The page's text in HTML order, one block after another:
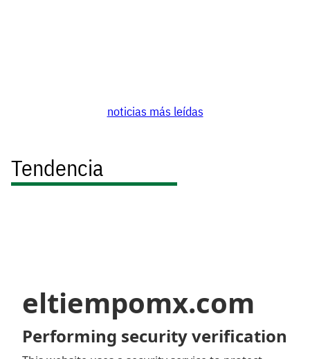
noticias más leídas
Tendencia